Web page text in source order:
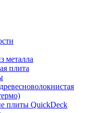
металла
плита
плиты QuickDeck